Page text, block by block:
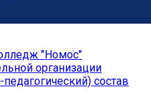
"Номос"
организации
состав